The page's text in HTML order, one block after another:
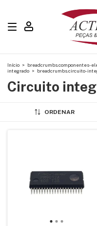
Início > breadcrumbs.componentes-
integrado > breadcrumbs.circuito-
Circuito
ORDENAR